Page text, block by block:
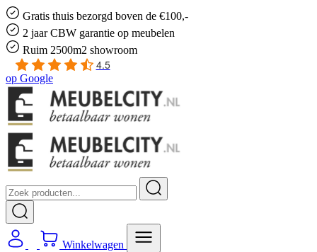
Gratis thuis bezorgd boven de €100,-
2 jaar CBW garantie op meubelen
Ruim 2500m2 showroom
4.5
op Google
Winkelwagen